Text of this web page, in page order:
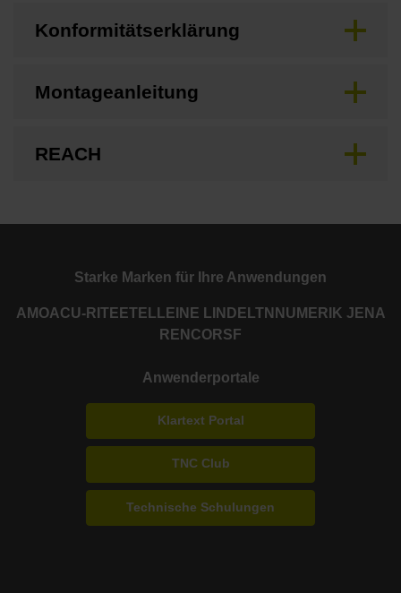
Konformitätserklärung
Montageanleitung
REACH
Starke Marken für Ihre Anwendungen
AMOACU-RITE ETEL LEINE LINDE LTN NUMERIK JENA
RENCORSF
Anwenderportale
Klartext Portal
TNC Club
Technische Schulungen